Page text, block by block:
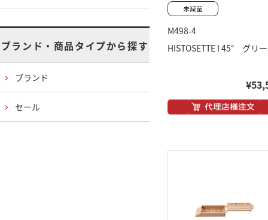
M498-4
HISTOSETTE I 45° グリ
ブランド・商品タイプから探す
ブランド
セール